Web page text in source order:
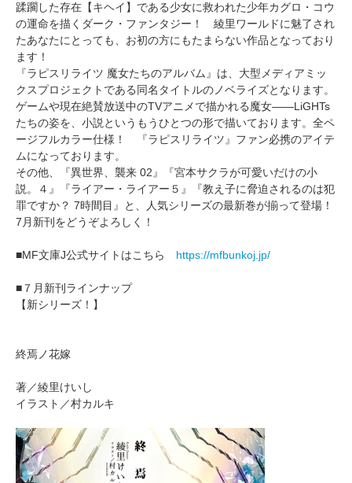
蹂躙した存在【キヘイ】である少女に救われた少年カグロ・コウ
の運命を描くダーク・ファンタジー！ 綾里ワールドに魅了され
たあなたにとっても、お初の方にもたまらない作品となっており
ます！
『ラピスリライツ 魔女たちのアルバム』は、大型メディアミッ
クスプロジェクトである同名タイトルのノベライズとなります。
ゲームや現在絶賛放送中のTVアニメで描かれる魔女――LiGHTs
たちの姿を、小説というもうひとつの形で描いております。全ペ
ージフルカラー仕様！ 『ラピスリライツ』ファン必携のアイテ
ムになっております。
その他、『異世界、襲来 02』『宮本サクラが可愛いだけの小
説。４』『ライアー・ライアー５』『教え子に脅迫されるのは犯
罪ですか？ 7時間目』と、人気シリーズの最新巻が揃って登場！
7月新刊をどうぞよろしく！
■MF文庫J公式サイトはこちら https://mfbunkoj.jp/
■７月新刊ラインナップ
【新シリーズ！】
終焉ノ花嫁
著／綾里けいし
イラスト／村カルキ